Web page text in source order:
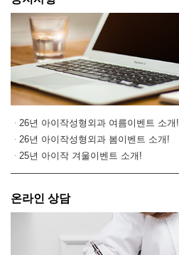
26년 아이작성형외과 여름이벤트 소개!
26년 아이작성형외과 봄이벤트 소개!
25년 아이작 겨울이벤트 소개!
온라인 상담